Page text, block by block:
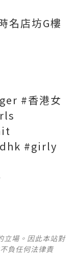
名店坊G樓
#香港女
#girly
立場。因此本站對
負任何法律責